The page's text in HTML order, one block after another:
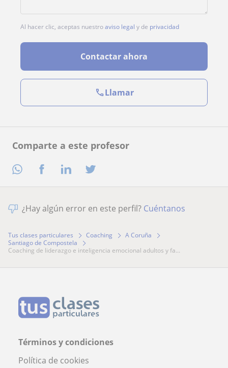
Comparte a este profesor
Al hacer clic, aceptas nuestroaviso legal y de privacidad
Contactar ahora
Llamar
¿Hay algún error en este perfil? Cuéntanos
Tus clases particulares Coaching
A Coruña
Santiago de Compostela
coaching de liderazgo e inteligencia emocional adultos y fa...
Términos y condiciones
Política de cookies